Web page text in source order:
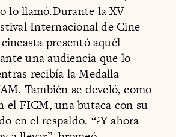
lo llamó.Durante la XV
Internacional de Cine
presentó aquél
una audiencia que lo
recibía la Medalla
También se develó, como
el FICM, una butaca con su
en el respaldo. “¿Y ahora